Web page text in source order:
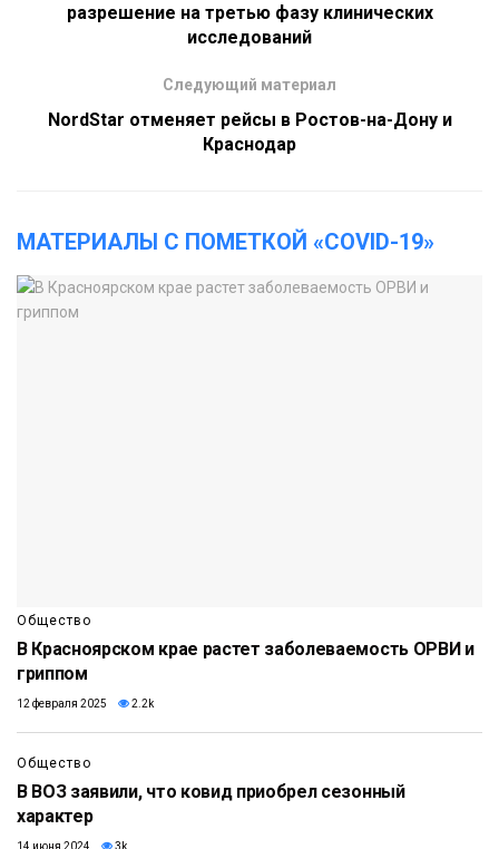
разрешение на третью фазу клинических
исследований
Следующий материал
NordStar отменяет рейсы в Ростов-на-Дону и
Краснодар
МАТЕРИАЛЫ С ПОМЕТКОЙ «COVID-19»
Общество
В Красноярском крае растет заболеваемость ОРВИ и
гриппом
12 февраля 2025 2.2k
Общество
В ВОЗ заявили, что ковид приобрел сезонный
характер